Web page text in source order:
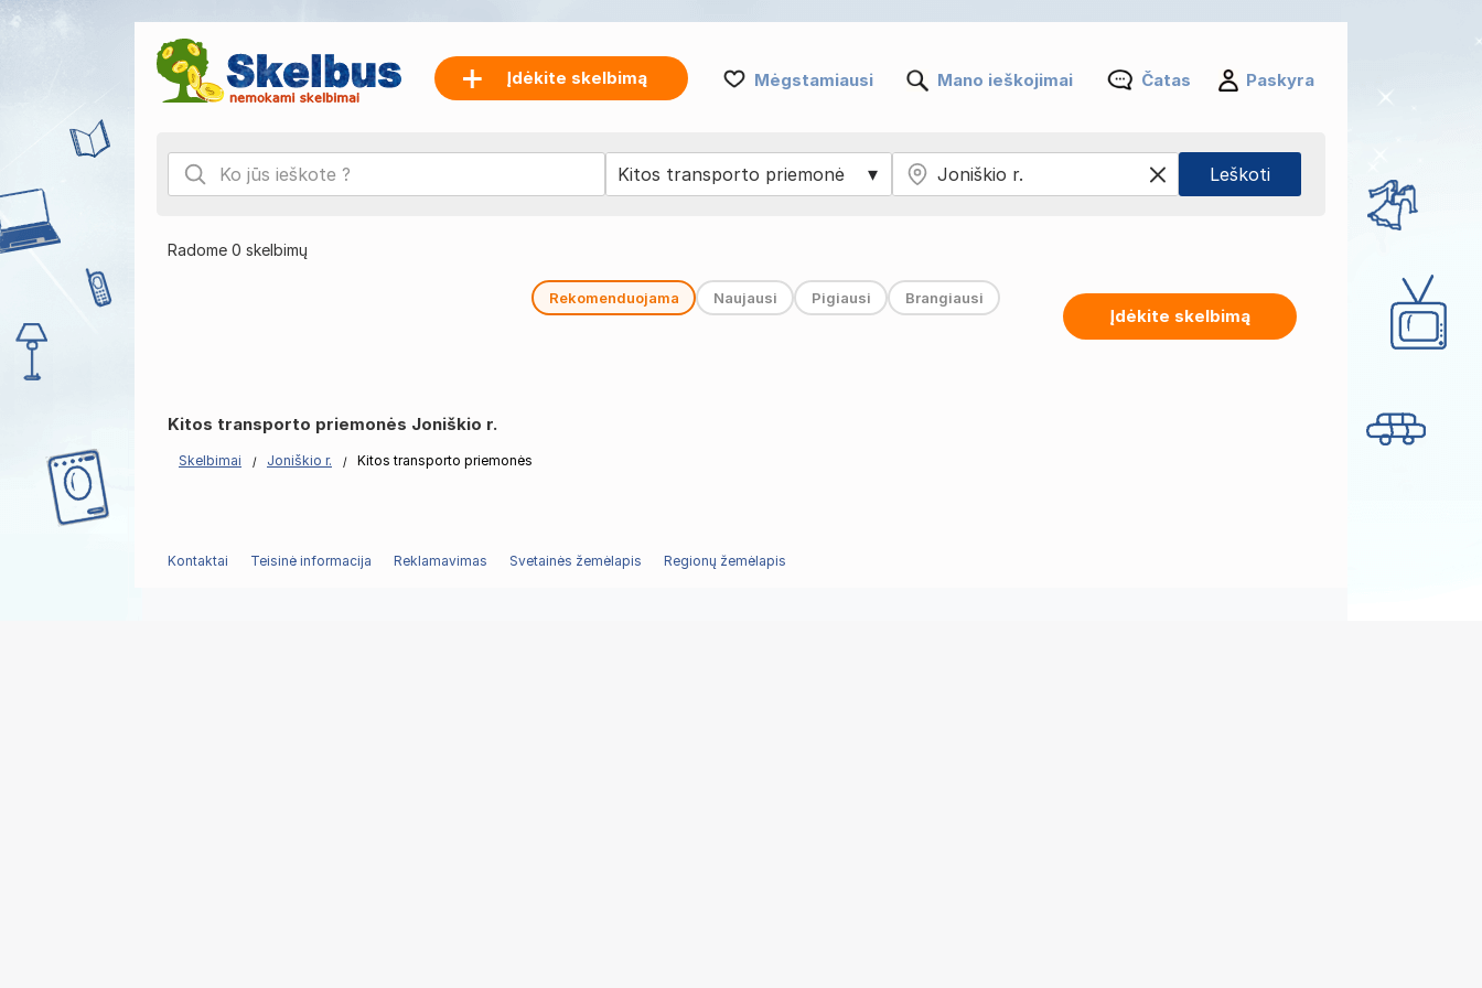
Įdėkite skelbimą Mėgstamiausi Mano ieškojimai Čatas Paskyra
Radome 0 skelbimų
Rekomenduojama Naujausi Pigiausi Brangiausi
Kitos transporto priemonės Joniškio r.
Skelbimai Joniškio r. Kitos transporto priemonės
Įdėkite skelbimą
Kontaktai Teisinė informacija Reklamavimas Svetainės žemėlapis Regionų žemėlapis